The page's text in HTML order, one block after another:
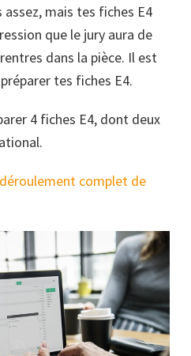
mais tes fiches E4
que le jury aura de
dans la pièce. Il est
tes fiches E4.
4 fiches E4, dont deux
déroulement complet de